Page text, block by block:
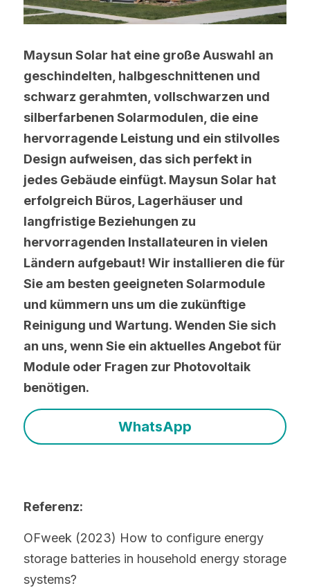
Maysun Solar hat eine große Auswahl an
geschindelten, halbgeschnittenen und
schwarz gerahmten, vollschwarzen und
silberfarbenen Solarmodulen, die eine
hervorragende Leistung und ein stilvolles
Design aufweisen, das sich perfekt in
jedes Gebäude einfügt. Maysun Solar hat
erfolgreich Büros, Lagerhäuser und
langfristige Beziehungen zu
hervorragenden Installateuren in vielen
Ländern aufgebaut! Wir installieren die für
Sie am besten geeigneten Solarmodule
und kümmern uns um die zukünftige
Reinigung und Wartung. Wenden Sie sich
an uns, wenn Sie ein aktuelles Angebot für
Module oder Fragen zur Photovoltaik
benötigen.
WhatsApp
Referenz:
OFweek (2023) How to configure energy
storage batteries in household energy storage
systems?